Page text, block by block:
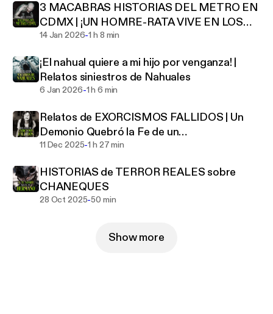
3 MACABRAS HISTORIAS DEL METRO EN
CDMX | ¡UN HOMRE-RATA VIVE EN LOS
TÚNELES!
14 Jan 2026-1 h 8 min
¡El nahual quiere a mi hijo por venganza! |
Relatos siniestros de Nahuales
6 Jan 2026-1 h 6 min
Relatos de EXORCISMOS FALLIDOS | Un
Demonio Quebró la Fe de un
sacerdote en 1966
11 Dec 2025-1 h 27 min
HISTORIAS de TERROR REALES sobre
CHANEQUES
28 Oct 2025-50 min
Show more